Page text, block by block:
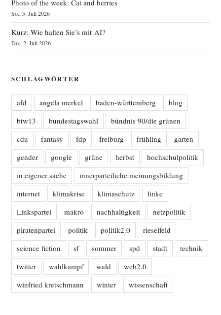
Photo of the week: Cat and berries
So., 5. Juli 2026
Kurz: Wie halten Sie’s mit AI?
Do., 2. Juli 2026
SCHLAGWÖRTER
afd angela merkel baden-württemberg
blog
btw13
bundestagswahl
bündnis 90/die grünen
cdu
fantasy fdp freiburg frühling
garten
gender
google grüne herbst
hochschulpolitik
in eigener sache
innerparteiliche meinungsbildung
internet
klimakrise klimaschutz
linke
Linkspartei
makro nachhaltigkeit
netzpolitik
piratenpartei
politik politik2.0
rieselfeld
science fiction
sf sommer spd stadt
technik
twitter
wahlkampf wald
web2.0
winfried kretschmann
winter wissenschaft